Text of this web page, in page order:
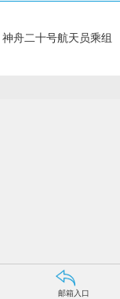
舟二十号航天员乘组
邮箱入口